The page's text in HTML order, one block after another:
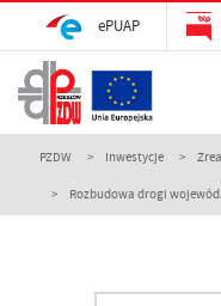
ePUAP
PZDW Inwestycje
Rozbudowa drogi